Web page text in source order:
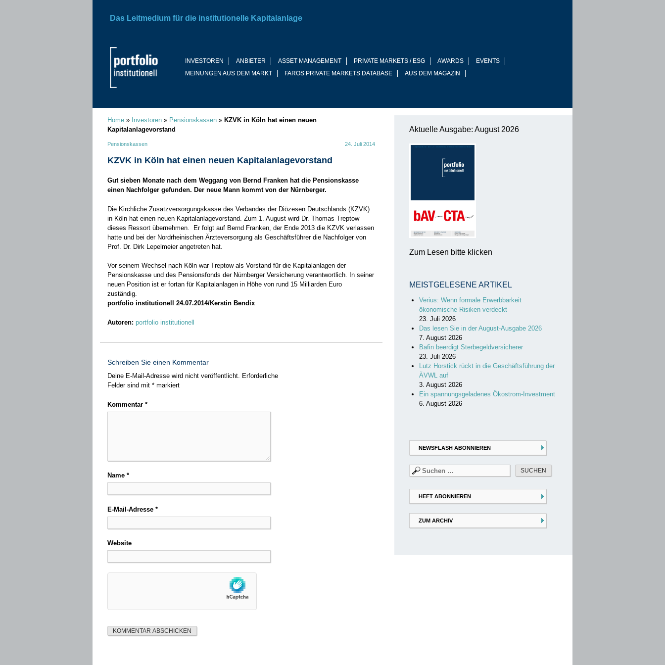
INVESTOREN ANBIETER ASSET MANAGEMENT PRIVATE MARKETS / ESG AWARDS
EVENTS
MEINUNGEN AUS DEM MARKT
FAROS PRIVATE MARKETS DATABASE AUS DEM MAGAZIN
Das Leitmedium für die institutionelle Kapitalanlage
Home » Investoren » Pensionskassen » KZVK in Köln hat einen neuen
Kapitalanlagevorstand
Pensionskassen 24. Juli 2014
KZVK in Köln hat einen neuen Kapitalanlagevorstand
Gut sieben Monate nach dem Weggang von Bernd Franken hat die Pensionskasse
einen Nachfolger gefunden. Der neue Mann kommt von der Nürnberger.
Die Kirchliche Zusatzversorgungskasse des Verbandes der Diözesen Deutschlands (KZVK)
in Köln hat einen neuen Kapitalanlagevorstand. Zum 1. August wird Dr. Thomas Treptow
dieses Ressort übernehmen. Er folgt auf Bernd Franken, der Ende 2013 die KZVK verlassen
hatte und bei der Nordrheinischen Ärzteversorgung als Geschäftsführer die Nachfolger von
Prof. Dr. Dirk Lepelmeier angetreten hat.
Vor seinem Wechsel nach Köln war Treptow als Vorstand für die Kapitalanlagen der
Pensionskasse und des Pensionsfonds der Nürnberger Versicherung verantwortlich. In seiner
neuen Position ist er fortan für Kapitalanlagen in Höhe von rund 15 Milliarden Euro
zuständig.
portfolio institutionell 24.07.2014/Kerstin Bendix
Autoren: portfolio institutionell
Schreiben Sie einen Kommentar
Deine E-Mail-Adresse wird nicht veröffentlicht. Erforderliche
Felder sind mit * markiert
Kommentar *
Name *
E-Mail-Adresse *
Website
Aktuelle Ausgabe: August 2026
Zum Lesen bitte klicken
MEISTGELESENE ARTIKEL
Verius: Wenn formale Erwerbbarkeit
ökonomische Risiken verdeckt
23. Juli 2026
Das lesen Sie in der August-Ausgabe 2026
7. August 2026
Bafin beerdigt Sterbegeldversicherer
23. Juli 2026
Lutz Horstick rückt in die Geschäftsführung der
ÄVWL auf
3. August 2026
Ein spannungsgeladenes Ökostrom-Investment
6. August 2026
NEWSFLASH ABONNIEREN
Suchen
nach:
HEFT ABONNIEREN
ZUM ARCHIV